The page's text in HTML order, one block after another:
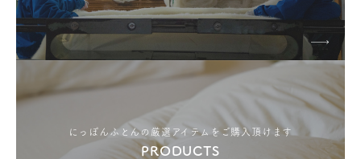
にっぽんふとんの厳選アイテムをご購入頂けます
PRODUCTS